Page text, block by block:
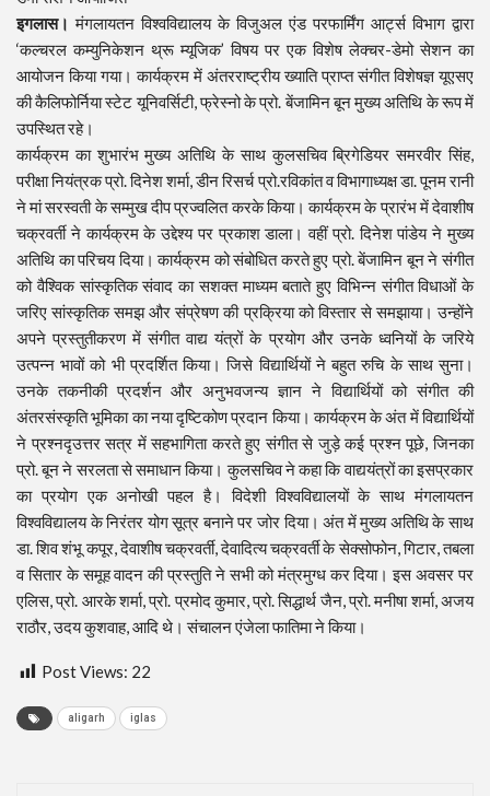
इगलास। मंगलायतन विश्वविद्यालय के विजुअल एंड परफार्मिंग आर्ट्स विभाग द्वारा
‘कल्चरल कम्युनिकेशन थ्रू म्यूजिक’ विषय पर एक विशेष लेक्चर-डेमो सेशन का
आयोजन किया गया। कार्यक्रम में अंतरराष्ट्रीय ख्याति प्राप्त संगीत विशेषज्ञ यूएसए
की कैलिफोर्निया स्टेट यूनिवर्सिटी, फ्रेस्नो के प्रो. बेंजामिन बून मुख्य अतिथि के रूप में
उपस्थित रहे।
कार्यक्रम का शुभारंभ मुख्य अतिथि के साथ कुलसचिव ब्रिगेडियर समरवीर सिंह,
परीक्षा नियंत्रक प्रो. दिनेश शर्मा, डीन रिसर्च प्रो.रविकांत व विभागाध्यक्ष डा. पूनम रानी
ने मां सरस्वती के सम्मुख दीप प्रज्वलित करके किया। कार्यक्रम के प्रारंभ में देवाशीष
चक्रवर्ती ने कार्यक्रम के उद्देश्य पर प्रकाश डाला। वहीं प्रो. दिनेश पांडेय ने मुख्य
अतिथि का परिचय दिया। कार्यक्रम को संबोधित करते हुए प्रो. बेंजामिन बून ने संगीत
को वैश्विक सांस्कृतिक संवाद का सशक्त माध्यम बताते हुए विभिन्न संगीत विधाओं के
जरिए सांस्कृतिक समझ और संप्रेषण की प्रक्रिया को विस्तार से समझाया। उन्होंने
अपने प्रस्तुतीकरण में संगीत वाद्य यंत्रों के प्रयोग और उनके ध्वनियों के जरिये
उत्पन्न भावों को भी प्रदर्शित किया। जिसे विद्यार्थियों ने बहुत रुचि के साथ सुना।
उनके तकनीकी प्रदर्शन और अनुभवजन्य ज्ञान ने विद्यार्थियों को संगीत की
अंतरसंस्कृति भूमिका का नया दृष्टिकोण प्रदान किया। कार्यक्रम के अंत में विद्यार्थियों
ने प्रश्नदृउत्तर सत्र में सहभागिता करते हुए संगीत से जुड़े कई प्रश्न पूछे, जिनका
प्रो. बून ने सरलता से समाधान किया। कुलसचिव ने कहा कि वाद्ययंत्रों का इसप्रकार
का प्रयोग एक अनोखी पहल है। विदेशी विश्वविद्यालयों के साथ मंगलायतन
विश्वविद्यालय के निरंतर योग सूत्र बनाने पर जोर दिया। अंत में मुख्य अतिथि के साथ
डा. शिव शंभू कपूर, देवाशीष चक्रवर्ती, देवादित्य चक्रवर्ती के सेक्सोफोन, गिटार, तबला
व सितार के समूह वादन की प्रस्तुति ने सभी को मंत्रमुग्ध कर दिया। इस अवसर पर
एलिस, प्रो. आरके शर्मा, प्रो. प्रमोद कुमार, प्रो. सिद्धार्थ जैन, प्रो. मनीषा शर्मा, अजय
राठौर, उदय कुशवाह, आदि थे। संचालन एंजेला फातिमा ने किया।
Post Views: 22
aligarh iglas